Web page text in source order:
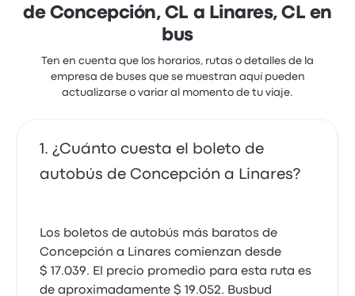
de Concepción, CL a Linares, CL en
bus
Ten en cuenta que los horarios, rutas o detalles de la
empresa de buses que se muestran aquí pueden
actualizarse o variar al momento de tu viaje.
¿Cuánto cuesta el boleto de
autobús de Concepción a Linares?
Los boletos de autobús más baratos de
Concepción a Linares comienzan desde
$ 17.039. El precio promedio para esta ruta es
de aproximadamente $ 19.052. Busbud